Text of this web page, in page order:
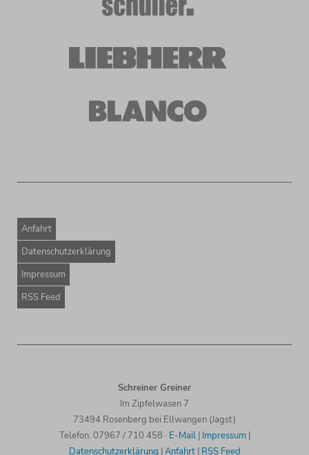
Anfahrt
Datenschutzerklärung
Impressum
RSS Feed
Schreiner Greiner
Im Zipfelwasen 7
73494 Rosenberg bei Ellwangen (Jagst)
Telefon: 07967 / 710 458 · E-Mail | Impressum|
Datenschutzerklärung |Anfahrt | RSS Feed